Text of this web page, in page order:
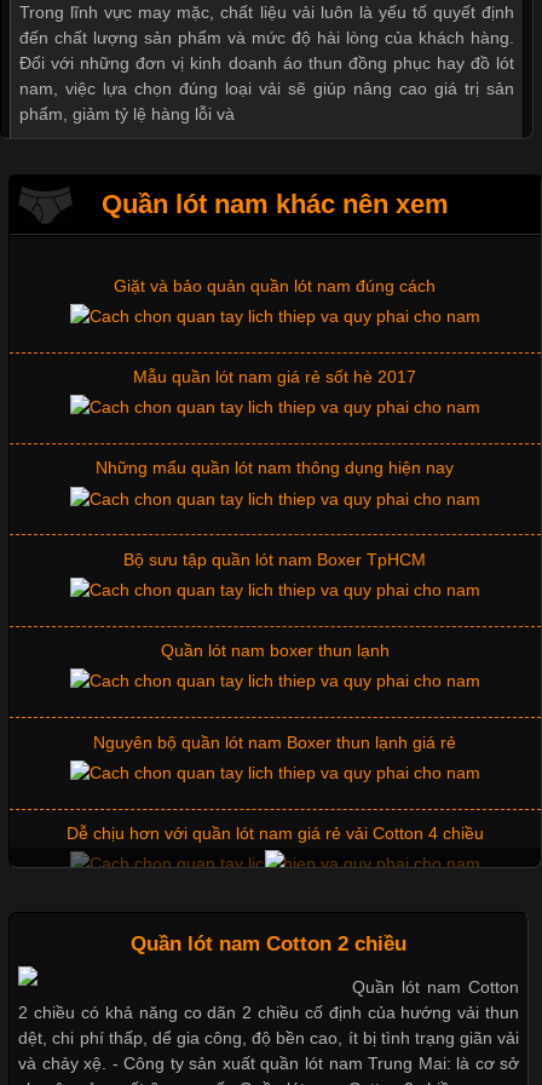
Trong lĩnh vực may mặc, chất liệu vải luôn là yếu tố quyết định
đến chất lượng sản phẩm và mức độ hài lòng của khách hàng.
Đối với những đơn vị kinh doanh áo thun đồng phục hay đồ lót
nam, việc lựa chọn đúng loại vải sẽ giúp nâng cao giá trị sản
phẩm, giảm tỷ lệ hàng lỗi và
Áo thun là một trong những trang phục phổ biến nhất hiện nay
nhờ tính tiện dụng, dễ phối đồ và phù hợp với nhiều đối tượng.
quan trọng tạo nên phong cách riêng cho từng sản phẩm. Mỗi
loại cổ áo sẽ mang đến một vẻ đẹp khác
Những Mẫu Áo Thun Đồng Phục Công Ty Được Ưa
Chuộng Hiện Nay
Cập nhật 2026-06-01 14:23:34
Trong môi trường kinh doanh hiện đại, việc xây dựng hình ảnh
chuyên nghiệp đóng vai trò quan trọng đối với sự phát triển của
doanh nghiệp. Một trong những giải pháp hiệu quả được nhiều
đơn vị lựa chọn hiện nay là sử dụng áo thun đồng phục công ty.
Không chỉ giúp tạo sự đồng bộ, áo thun
Chất Liệu Lycra Có Gì Đặc Biệt Trong Ngành Thời Trang?
Quần lót nam khác nên xem
Mẫu quần short quần lót nam nữ hè thu 2017
Thị hiều quần lót nam bơi lội nam và nữ 2017
Xu hướng thời trang trẻ và quần lót nam giá sỉ
Giặt và bảo quản quần lót nam đúng cách
Mẫu quần lót nam giá rẻ sốt hè 2017
Những mẩu quần lót nam thông dụng hiện nay
Bộ sưu tập quần lót nam Boxer TpHCM
Quần lót nam boxer thun lạnh
Nguyên bộ quần lót nam Boxer thun lạnh giá rẻ
Dễ chịu hơn với quần lót nam giá rẻ vải Cotton 4 chiều
Thị hiều quần lót nam bơi lội nam và nữ 2017
Quần lót nam Cotton 2 chiều
Quần lót nam Cotton
2 chiều có khả năng co dãn 2 chiều cố định của hướng vải thun
dệt, chi phí thấp, dể gia công, độ bền cao, ít bị tình trạng giãn vải
và chảy xệ. - Công ty sản xuất quần lót nam Trung Mai: là cơ sở